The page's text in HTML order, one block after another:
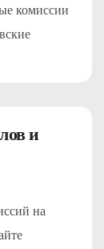
комиссии
и
на